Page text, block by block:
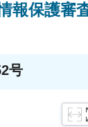
報保護審
号